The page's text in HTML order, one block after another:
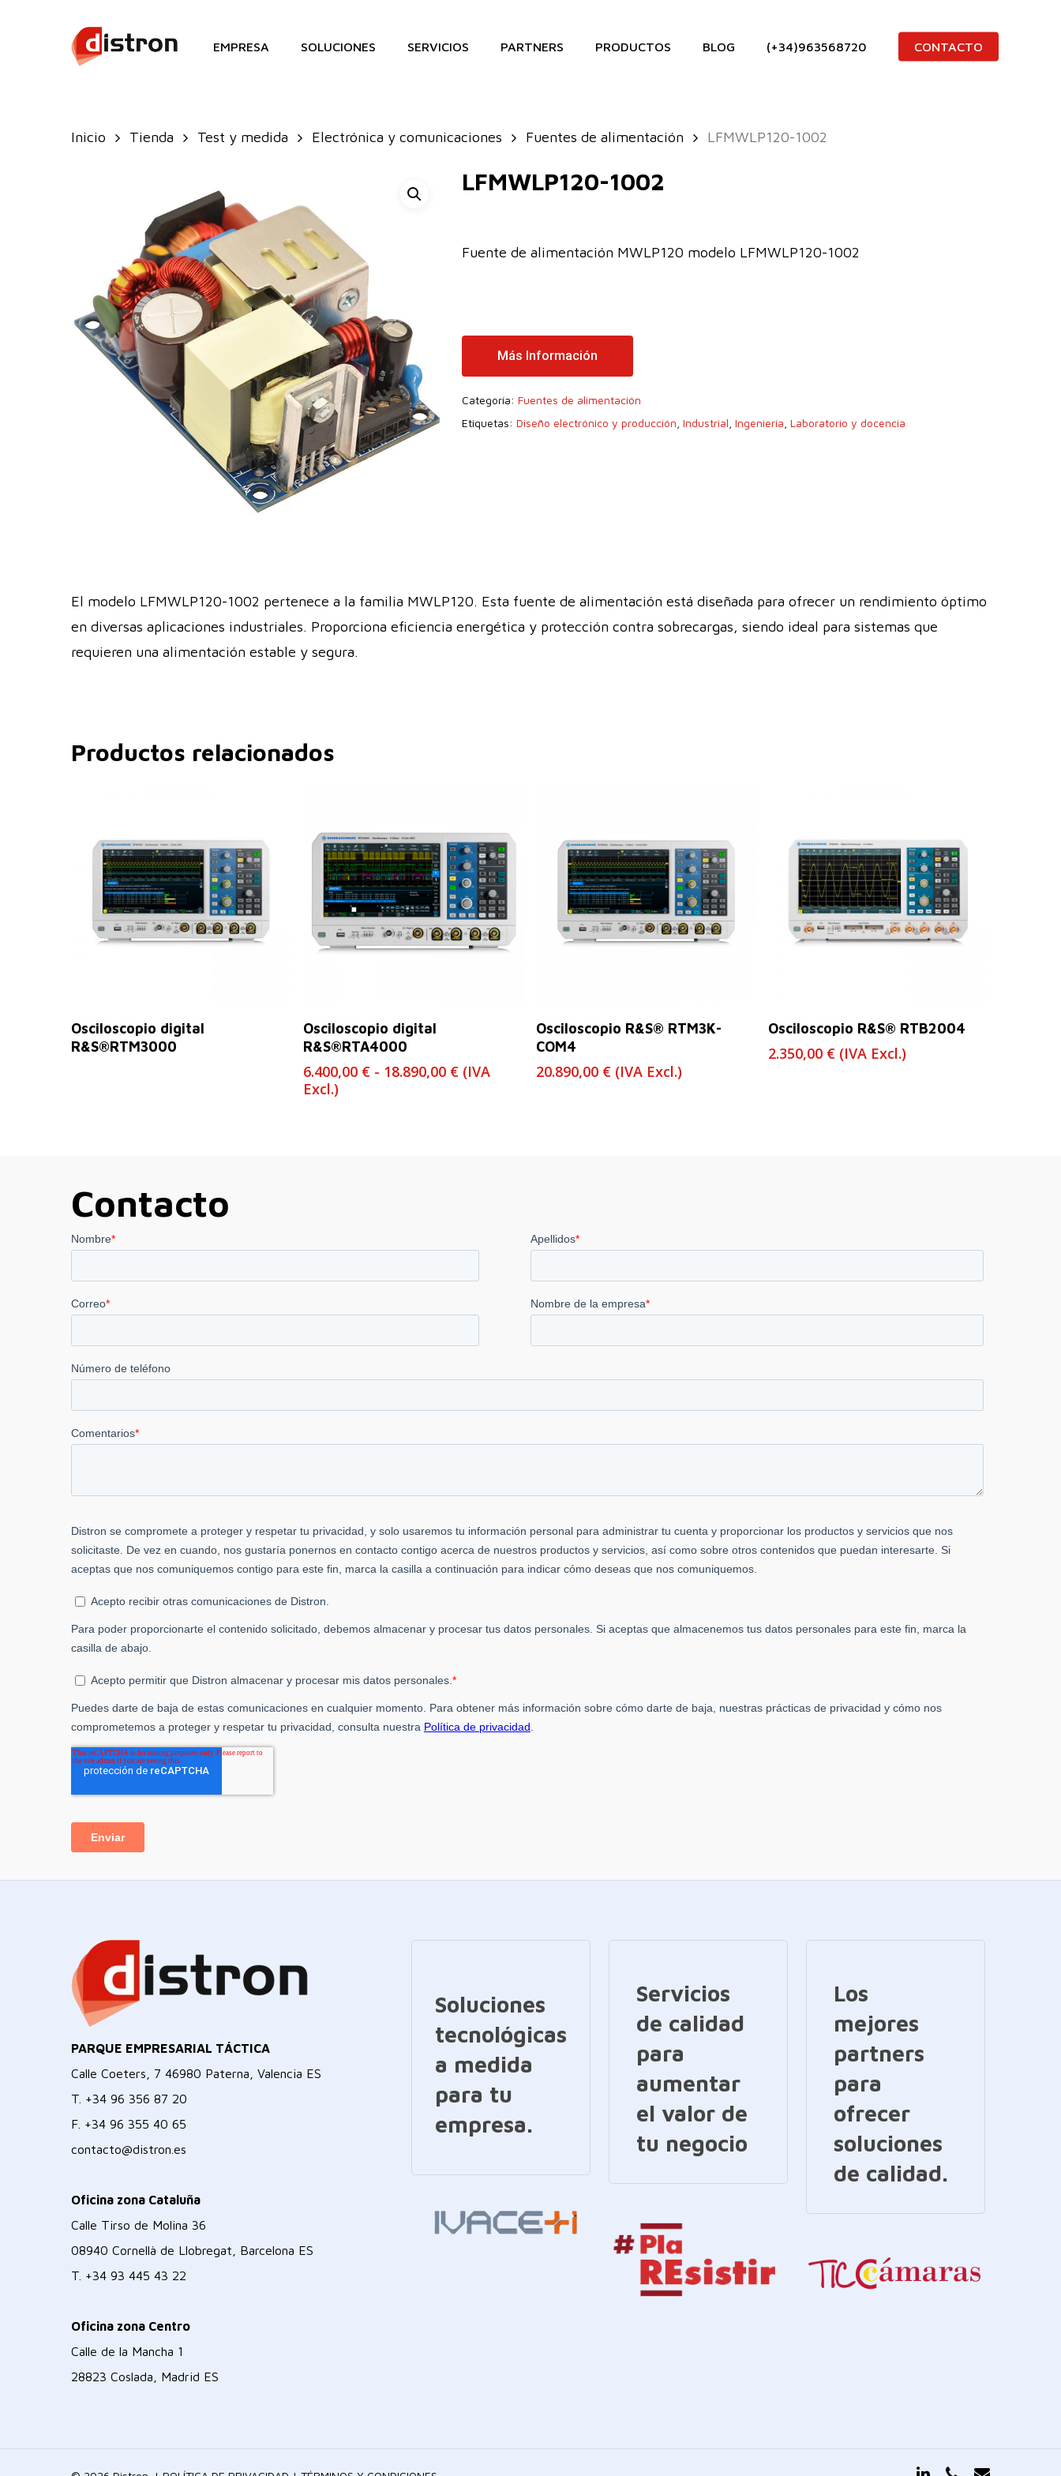
EMPRESA SOLUCIONES SERVICIOS PARTNERS PRODUCTOS BLOG (+34)963568720 CONTACTO
Inicio Tienda Test y medida Electrónica y comunicaciones Fuentes de alimentación LFMWLP120-1002
LFMWLP120-1002
Fuente de alimentación MWLP120 modelo LFMWLP120-1002
Más Información
Categoría: Fuentes de alimentación
Etiquetas: Diseño electrónico y producción Industrial Ingeniería Laboratorio y docencia
El modelo LFMWLP120-1002 pertenece a la familia MWLP120. Esta fuente de alimentación está diseñada para ofrecer un rendimiento óptimo
en diversas aplicaciones industriales. Proporciona eficiencia energética y protección contra sobrecargas, siendo ideal para sistemas que
requieren una alimentación estable y segura.
Productos relacionados
Leer Más
Osciloscopio digital
R&S®RTM3000
Seleccionar Opciones
Osciloscopio digital
R&S®RTA4000
6.400,00 € - 18.890,00 €Rango
(IVA
Excl.)
Leer Más
Osciloscopio R&S® RTM3K-
COM4
20.890,00 € (IVA Excl.)
Leer Más
Osciloscopio R&S® RTB2004
2.350,00 € (IVA Excl.)
Contacto
PARQUE EMPRESARIAL TÁCTICA
Calle Coeters, 7 46980 Paterna, Valencia ES
T. +34 96 356 87 20
F. +34 96 355 40 65
contacto@distron.es
Oficina zona Cataluña
Calle Tirso de Molina 36
08940 Cornellà de Llobregat, Barcelona ES
T. +34 93 445 43 22
Oficina zona Centro
Calle de la Mancha 1
28823 Coslada, Madrid ES
Soluciones
tecnológicas
a medida
para tu
empresa.
Servicios
de calidad
para
aumentar
el valor de
tu negocio
Los
mejores
partners
para
ofrecer
soluciones
de calidad.
linkedinphoneemail